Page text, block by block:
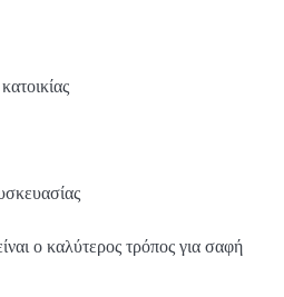
ο καλύτερος τρόπος για σαφή